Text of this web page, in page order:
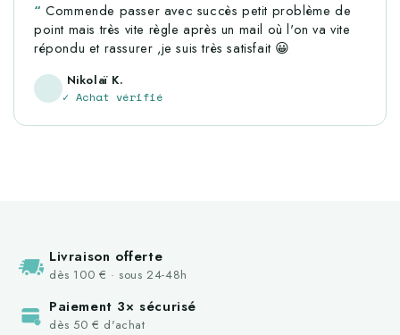
Commende passer avec succès petit problème de
point mais très vite règle après un mail où l'on va vite
répondu et rassurer ,je suis très satisfait 😀
Nikolaï K.
✓ Achat vérifié
Livraison offerte
dès 100 € · sous 24-48h
Paiement 3× sécurisé
dès 50 € d'achat